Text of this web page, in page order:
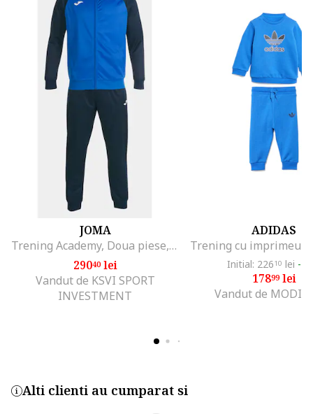
JOMA
Trening Academy, Doua piese, Albastru/Bleumarin, 3XS
29040lei
Vandut de KSVI SPORT
INVESTMENT
ADIDAS
Initial: 22610 lei -
17899lei
Vandut de
Alti clienti au cumparat si